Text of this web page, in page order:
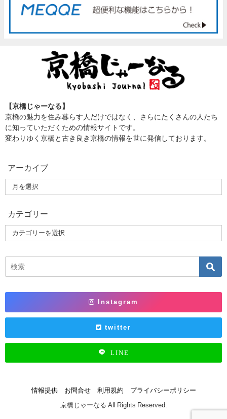
【京橋じゃーなる】
京橋の魅力を住み暮らす人だけではなく、さらにたくさんの人たち
に知っていただくための情報サイトです。
変わりゆく京橋と古き良き京橋の情報を世に発信しております。
アーカイブ
カテゴリー
Instagram
twitter
LINE
情報提供 お問合せ 利用規約 プライバシーポリシー
京橋じゃーなる All Rights Reserved.